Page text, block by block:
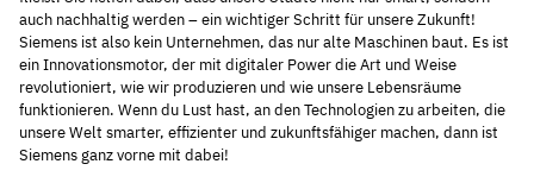
auch nachhaltig werden – ein wichtiger Schritt für unsere Zukunft!
Siemens ist also kein Unternehmen, das nur alte Maschinen baut. Es ist
ein Innovationsmotor, der mit digitaler Power die Art und Weise
revolutioniert, wie wir produzieren und wie unsere Lebensräume
funktionieren. Wenn du Lust hast, an den Technologien zu arbeiten, die
unsere Welt smarter, effizienter und zukunftsfähiger machen, dann ist
Siemens ganz vorne mit dabei!